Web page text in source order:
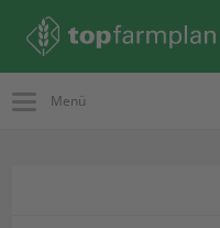
Menü